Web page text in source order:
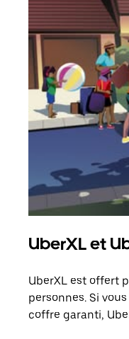
UberXL et
UberXL est offert
personnes. Si
coffre garanti,